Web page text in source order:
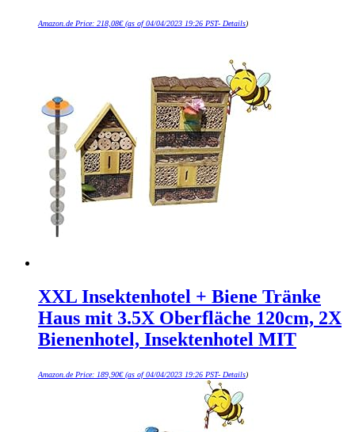
Amazon.de Price: 218,08€(as of 04/04/2023 19:26 PST- Details)
XXL Insektenhotel + Biene Tränke
Haus mit 3.5X Oberfläche 120cm, 2X
Bienenhotel, Insektenhotel MIT
Amazon.de Price: 189,90€(as of 04/04/2023 19:26 PST- Details)